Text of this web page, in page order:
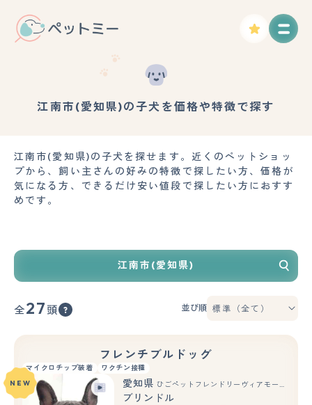
江南市(愛知県)の子犬を価格や特徴で探す
江南市(愛知県)の子犬を探せます。近くのペットショッ
プから、飼い主さんの好みの特徴で探したい方、価格が
気になる方、できるだけ安い値段で探したい方におすす
めです。
江南市(愛知県)
全27 頭 並び順
フレンチブルドッグ
マイクロチップ装着 ワクチン接種
NEW 愛知県 ひごペットフレンドリーヴィアモール アピタ江南西店
ブリンドル